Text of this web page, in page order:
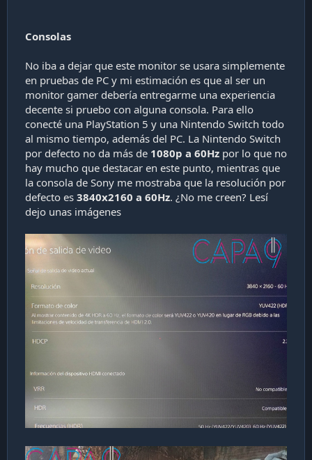
Consolas
No iba a dejar que este monitor se usara simplemente
en pruebas de PC y mi estimación es que al ser un
monitor gamer debería entregarme una experiencia
decente si pruebo con alguna consola. Para ello
conecté una PlayStation 5 y una Nintendo Switch todo
al mismo tiempo, además del PC. La Nintendo Switch
por defecto no da más de 1080p a 60Hz por lo que no
hay mucho que destacar en este punto, mientras que
la consola de Sony me mostraba que la resolución por
defecto es 3840x2160 a 60Hz. ¿No me creen? Lesí
dejo unas imágenes